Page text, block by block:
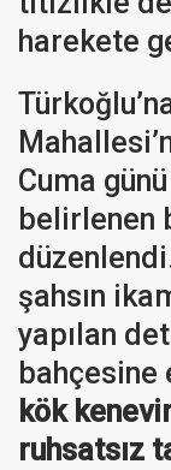
harekete
Cuma
belirlenen
şahsın
yapılan
kök
ruhsatsız